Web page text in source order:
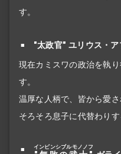
す。
"太政官" ユリウス・ア
現在カミスワの政治を執
す。
温厚な人柄で、皆から愛さ
そろそろ息子に代替わり
インビンシブルモノノフ